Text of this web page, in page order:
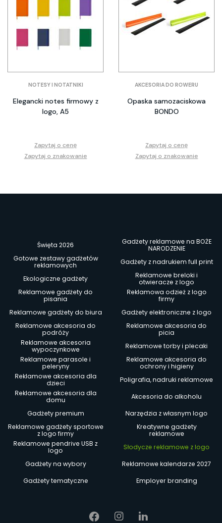
NOTESY I NOTATNIKI
Elegancki notes firmowy z
logo, A5
Zapytaj o cenę
Zapytaj o znakowanie
AKCESORIA DO ROWERU
Opaska samozaciskowa
BONDO
Zapytaj o cenę
Zapytaj o znakowanie
Święta 2026
Gadżety reklamowe na BOŻE
NARODZENIE
Gotowe zestawy gadżetów
reklamowych
Gadżety z nadrukiem full print
Ekologiczne gadżety
Reklamowe breloki i
otwieracze z logo
Reklamowe gadżety do
pisania
Reklamowa odzież z logo
firmy
Reklamowe gadżety do biura
Gadżety elektroniczne z logo
Reklamowe akcesoria do
podróży
Reklamowe akcesoria do
picia
Reklamowe akcesoria
wypoczynkowe
Reklamowe torby i plecaki
Reklamowe parasole i
peleryny
Reklamowe akcesoria do
ochrony i higieny
Reklamowe akcesoria dla
dzieci
Poligrafia, nadruki reklamowe
Reklamowe akcesoria dla
domu
Akcesoria do alkoholu
Gadżety premium
Narzędzia z własnym logo
Reklamowe gadżety sportowe
z logo firmy
Kreatywne gadżety
reklamowe
Reklamowe pendrive USB z
logo
Słodycze reklamowe z logo
Gadżety na wybory
Reklamowe kalendarze 2027
Gadżety tematyczne
Employer branding